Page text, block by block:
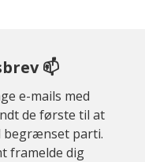
📫
e-mails med
de første til at
begrænset parti.
framelde dig